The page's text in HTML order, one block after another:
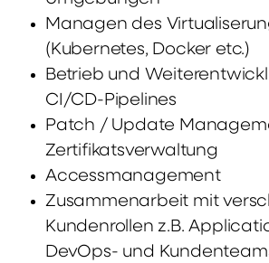
Managen des
(Kubernetes, Docker etc.)
Betrieb und
CI/CD-Pipelines
Patch / Update
Zertifikatsverwaltung
Accessmanagement
Zusammenarbeit mit
Kundenrollen z.B.
DevOps- und